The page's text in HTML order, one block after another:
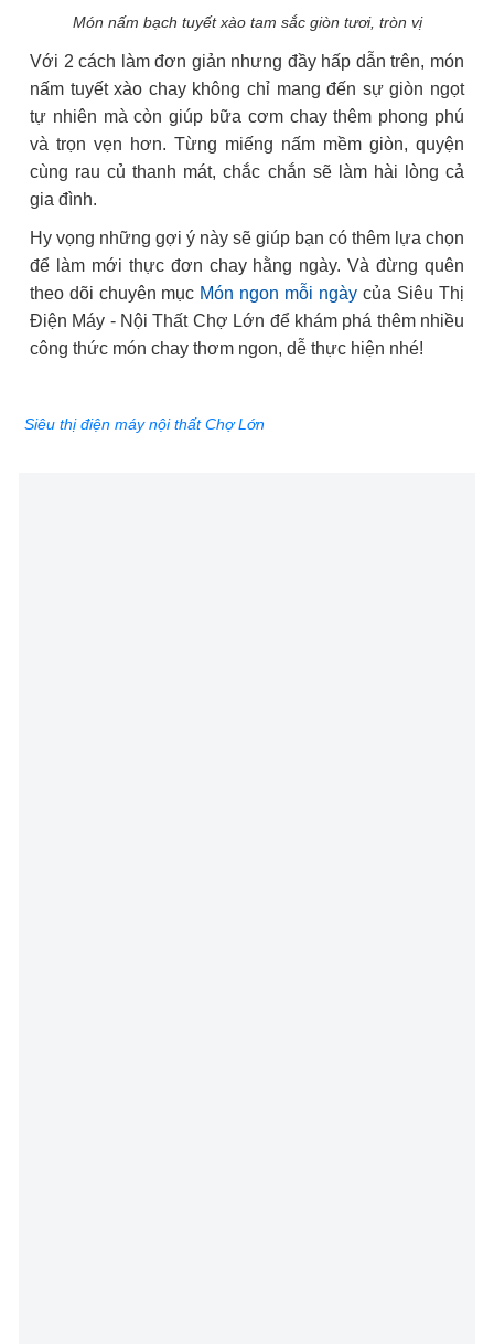
Món nấm bạch tuyết xào tam sắc giòn tươi, tròn vị
Với 2 cách làm đơn giản nhưng đầy hấp dẫn trên, món
nấm tuyết xào chay không chỉ mang đến sự giòn ngọt
tự nhiên mà còn giúp bữa cơm chay thêm phong phú
và trọn vẹn hơn. Từng miếng nấm mềm giòn, quyện
cùng rau củ thanh mát, chắc chắn sẽ làm hài lòng cả
gia đình.
Hy vọng những gợi ý này sẽ giúp bạn có thêm lựa chọn
để làm mới thực đơn chay hằng ngày. Và đừng quên
theo dõi chuyên mục Món ngon mỗi ngày của Siêu Thị
Điện Máy - Nội Thất Chợ Lớn để khám phá thêm nhiều
công thức món chay thơm ngon, dễ thực hiện nhé!
Siêu thị điện máy nội thất Chợ Lớn